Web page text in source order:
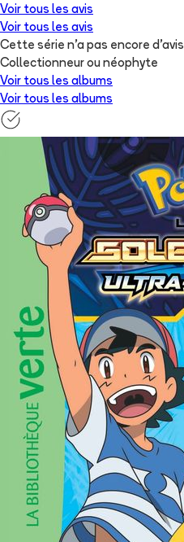
Voir tous les avis
Voir tous les avis
Cette série n'a pas encore d'avis
Collectionneur ou néophyte
Voir tous les albums
Voir tous les albums